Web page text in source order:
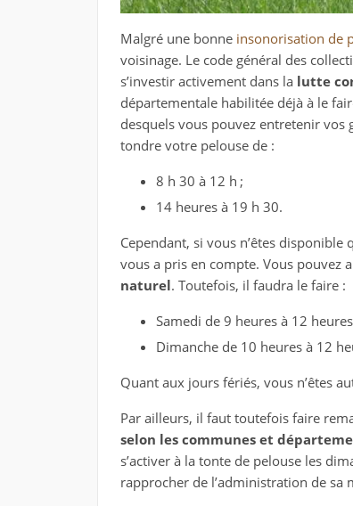
Malgré une bonne insonorisation de
voisinage. Le code général des
s’investir activement dans la lutte
départementale habilitée déjà à le
desquels vous pouvez entretenir vos
tondre votre pelouse de :
8 h 30 à 12 h ;
14 heures à 19 h 30.
Cependant, si vous n’êtes
vous a pris en compte. Vous pouvez
naturel. Toutefois, il faudra le faire :
Samedi de 9 heures à 12
Dimanche de 10 heures à 12
Quant aux jours fériés, vous n’êtes
Par ailleurs, il faut toutefois faire
selon les communes et
s’activer à la tonte de pelouse les
rapprocher de l’administration de sa